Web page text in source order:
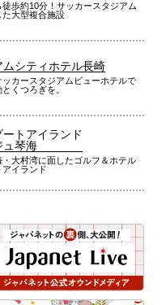
歩約10分！サッカースタジアム
た大型複合施設
ムシティホテル長崎
ッカースタジアムビューホテルで
くつろぎを。
トアイランド
ュ琴海
・大村湾に面したゴルフ＆ホテル
イランド